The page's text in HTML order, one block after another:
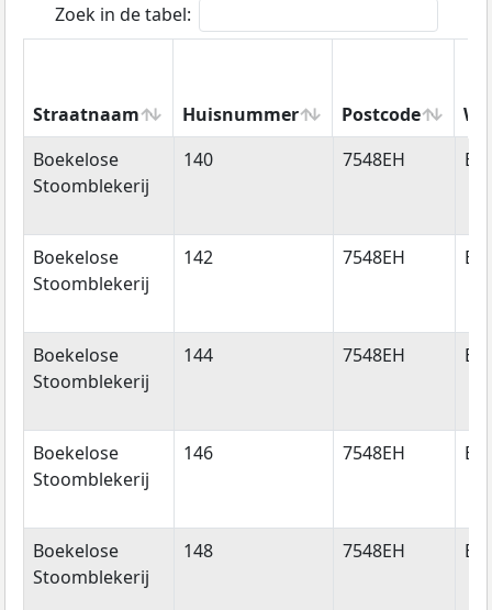
Zoek in de tabel:
Straatnaam Huisnummer Postcode
Straatnaam
Huisnummer Postcode
Boekelose
Stoomblekerij
140 7548EH
Boekelose
Stoomblekerij
142 7548EH
Boekelose
Stoomblekerij
144 7548EH
Boekelose
Stoomblekerij
146 7548EH
Boekelose
Stoomblekerij
148 7548EH